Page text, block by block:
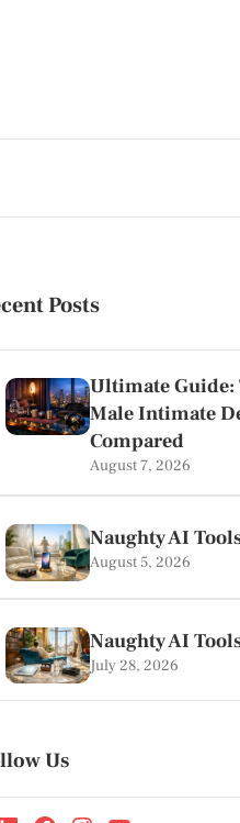
Posts
Ultimate Guide:
Male Intimate
Compared
August 7, 2026
Naughty AI
August 5, 2026
Naughty AI
July 28, 2026
Us